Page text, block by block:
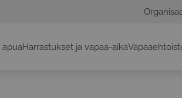
apuaHarrastukset ja vapaa-aika